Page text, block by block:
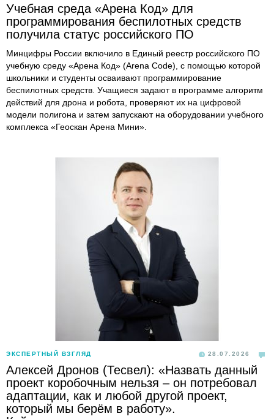
Учебная среда «Арена Код» для
программирования беспилотных средств
получила статус российского ПО
Минцифры России включило в Единый реестр российского ПО
учебную среду «Арена Код» (Arena Code), с помощью которой
школьники и студенты осваивают программирование
беспилотных средств. Учащиеся задают в программе алгоритм
действий для дрона и робота, проверяют их на цифровой
модели полигона и затем запускают на оборудовании учебного
комплекса «Геоскан Арена Мини».
ЭКСПЕРТНЫЙ ВЗГЛЯД 28.07.2026
Алексей Дронов (Тесвел): «Назвать данный
проект коробочным нельзя – он потребовал
адаптации, как и любой другой проект,
который мы берём в работу».